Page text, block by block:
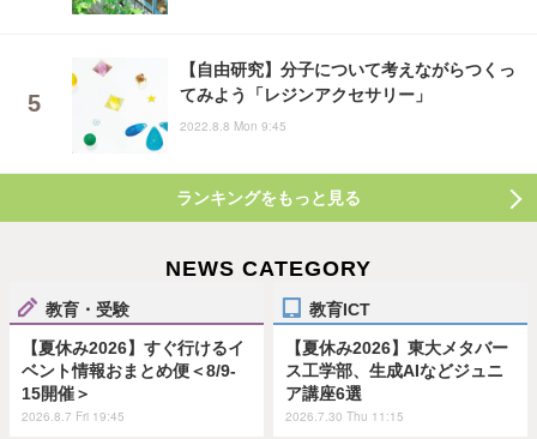
【自由研究】分子について考えながらつくっ
てみよう「レジンアクセサリー」
2022.8.8 Mon 9:45
ランキングをもっと見る
NEWS CATEGORY
教育・受験
【夏休み2026】すぐ行けるイ
ベント情報おまとめ便＜8/9-
15開催＞
2026.8.7 Fri 19:45
教育ICT
【夏休み2026】東大メタバー
ス工学部、生成AIなどジュニ
ア講座6選
2026.7.30 Thu 11:15